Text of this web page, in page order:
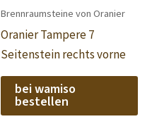
Brennraumsteine von Oranier
Oranier Tampere 7
Seitenstein rechts vorne
bei wamiso
bestellen